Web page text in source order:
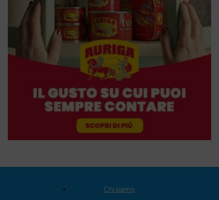
Chi siamo